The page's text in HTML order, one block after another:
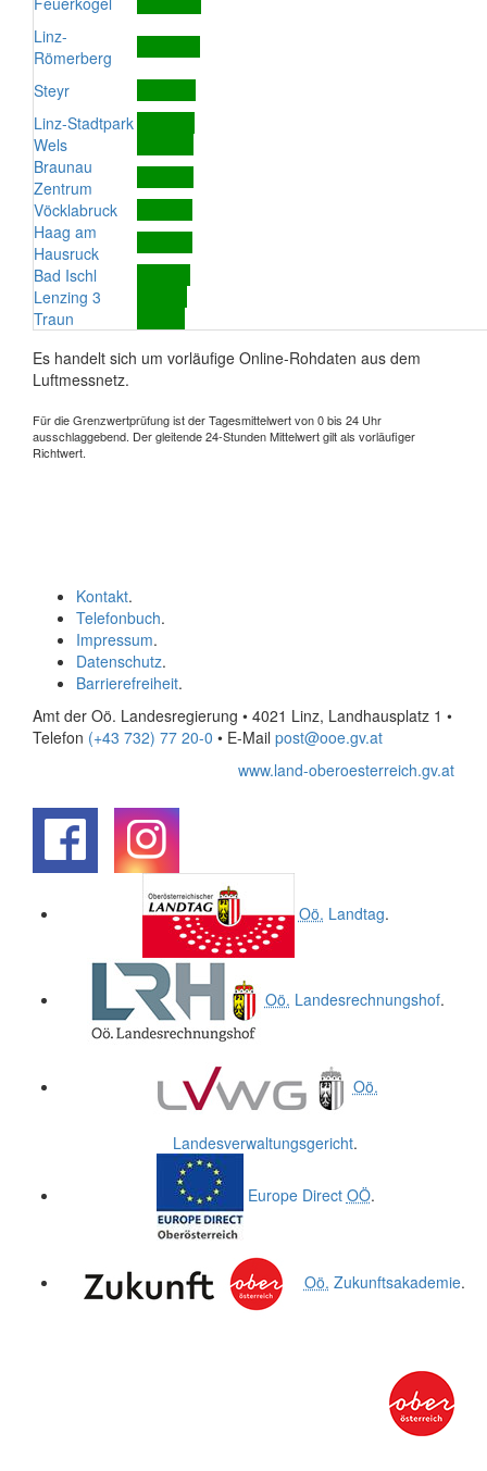
Linz-
Römerberg
Steyr
Linz-Stadtpark
Wels
Braunau
Zentrum
Vöcklabruck
Haag am
Hausruck
Bad Ischl
Lenzing 3
Traun
Es handelt sich um vorläufige Online-Rohdaten aus dem
Luftmessnetz.
Für die Grenzwertprüfung ist der Tagesmittelwert von 0 bis 24 Uhr
ausschlaggebend. Der gleitende 24-Stunden Mittelwert gilt als vorläufiger
Richtwert.
Kontakt.
Telefonbuch.
Impressum.
Datenschutz.
Barrierefreiheit.
Amt der Oö. Landesregierung • 4021 Linz, Landhausplatz 1 •
Telefon (+43 732) 77 20-0 • E-Mail post@ooe.gv.at
www.land-oberoesterreich.gv.at
Oö. Landtag.
Oö. Landesrechnungshof.
Oö.
Landesverwaltungsgericht.
Europe Direct OÖ.
Oö. Zukunftsakademie.